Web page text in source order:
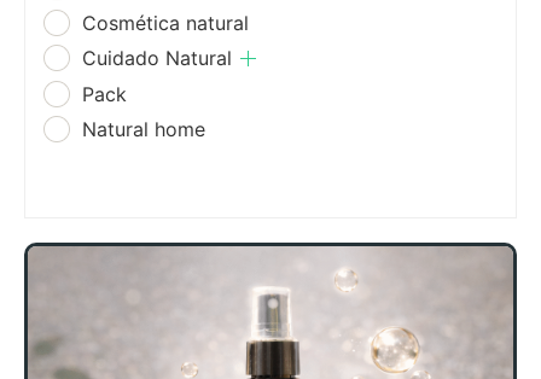
Cosmética natural
Cuidado Natural
Pack
Natural home